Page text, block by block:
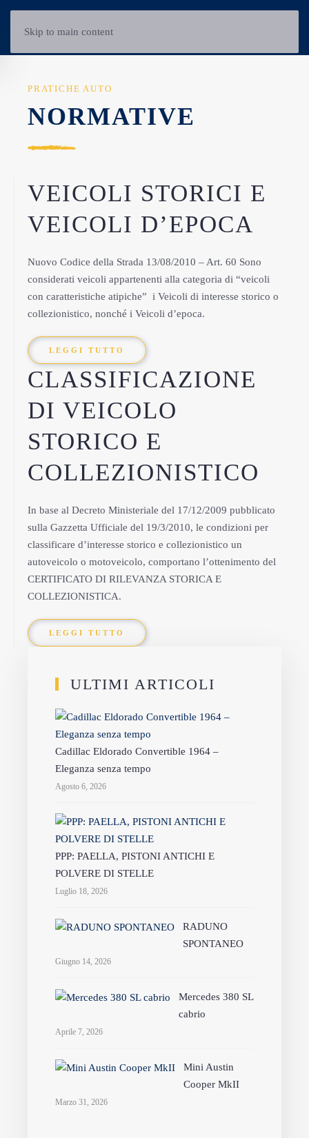
Skip to main content
PRATICHE AUTO
NORMATIVE
VEICOLI STORICI E
VEICOLI D’EPOCA
Nuovo Codice della Strada 13/08/2010 – Art. 60 Sono
considerati veicoli appartenenti alla categoria di “veicoli
con caratteristiche atipiche” i Veicoli di interesse storico o
collezionistico, nonché i Veicoli d’epoca.
LEGGI TUTTO
CLASSIFICAZIONE
DI VEICOLO
STORICO E
COLLEZIONISTICO
In base al Decreto Ministeriale del 17/12/2009 pubblicato
sulla Gazzetta Ufficiale del 19/3/2010, le condizioni per
classificare d’interesse storico e collezionistico un
autoveicolo o motoveicolo, comportano l’ottenimento del
CERTIFICATO DI RILEVANZA STORICA E
COLLEZIONISTICA.
LEGGI TUTTO
ULTIMI ARTICOLI
Cadillac Eldorado Convertible 1964 –
Eleganza senza tempo
Agosto 6, 2026
PPP: PAELLA, PISTONI ANTICHI E
POLVERE DI STELLE
Luglio 18, 2026
RADUNO
SPONTANEO
Giugno 14, 2026
Mercedes 380 SL
cabrio
Aprile 7, 2026
Mini Austin
Cooper MkII
Marzo 31, 2026